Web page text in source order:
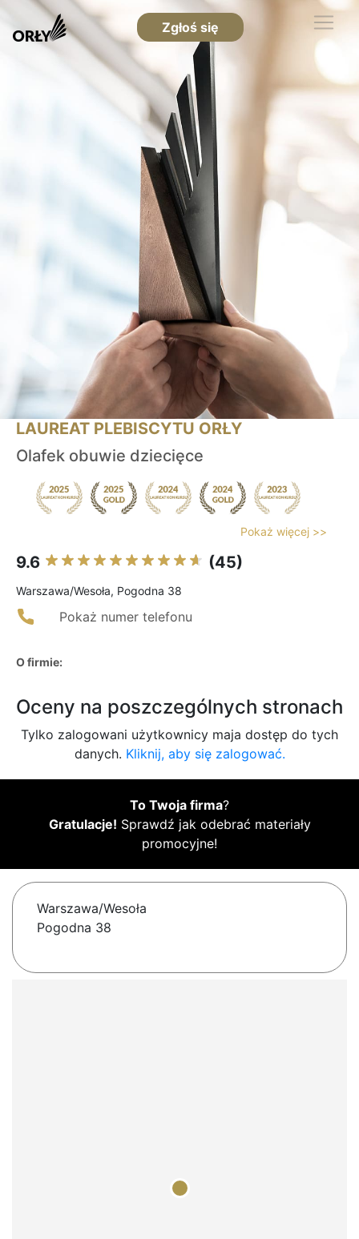
Zgłoś się
LAUREAT PLEBISCYTU ORŁY
Olafek obuwie dziecięce
Pokaż więcej >>
9.6 (45)
Warszawa/Wesoła, Pogodna 38
Pokaż numer telefonu
O firmie:
Oceny na poszczególnych stronach
Tylko zalogowani użytkownicy maja dostęp do tych
danych. Kliknij, aby się zalogować.
To Twoja firma?
Gratulacje! Sprawdź jak odebrać materiały
promocyjne!
Warszawa/Wesoła
Pogodna 38